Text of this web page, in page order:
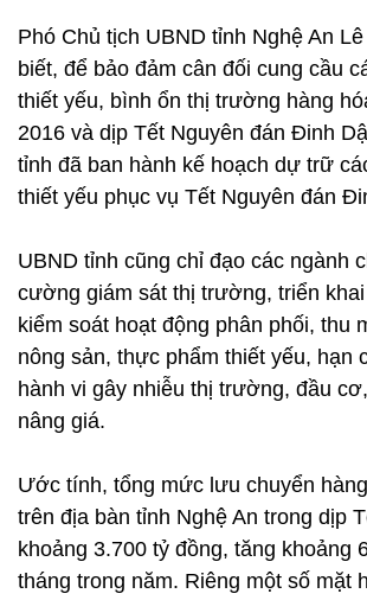
Phó Chủ tịch UBND tỉnh Nghệ An
biết, để bảo đảm cân đối cung cầu
thiết yếu, bình ổn thị trường hàng
2016 và dịp Tết Nguyên đán Đinh
tỉnh đã ban hành kế hoạch dự trữ
thiết yếu phục vụ Tết Nguyên đán
UBND tỉnh cũng chỉ đạo các ngành
cường giám sát thị trường, triển
kiểm soát hoạt động phân phối, thu
nông sản, thực phẩm thiết yếu, hạn
hành vi gây nhiễu thị trường, đầu
nâng giá.
Ước tính, tổng mức lưu chuyển
trên địa bàn tỉnh Nghệ An trong dịp
khoảng 3.700 tỷ đồng, tăng khoảng
tháng trong năm. Riêng một số mặt